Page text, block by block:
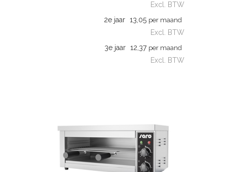
Excl. BTW
2e jaar 13,05 per maand
Excl. BTW
3e jaar 12,37 per maand
Excl. BTW